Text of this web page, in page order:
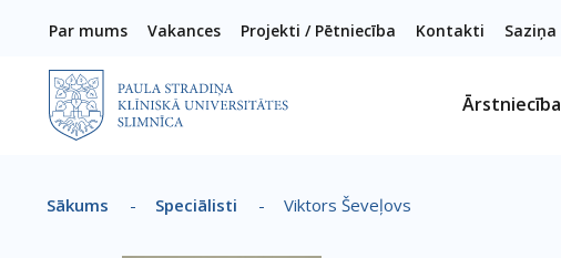
Par mums Vakances Projekti / Pētniecība Kontakti Saziņa
Ārstniecība
Atpakaļceļš
Sākums - Speciālisti - Viktors Ševeļovs